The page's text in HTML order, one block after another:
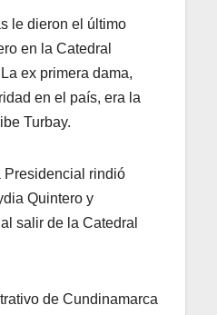
le dieron el último
en la Catedral
ex primera dama,
en el país, era la
Turbay.
Presidencial rindió
Quintero y
salir de la Catedral
de Cundinamarca